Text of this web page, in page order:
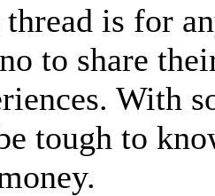
is for
to share
With
tough to